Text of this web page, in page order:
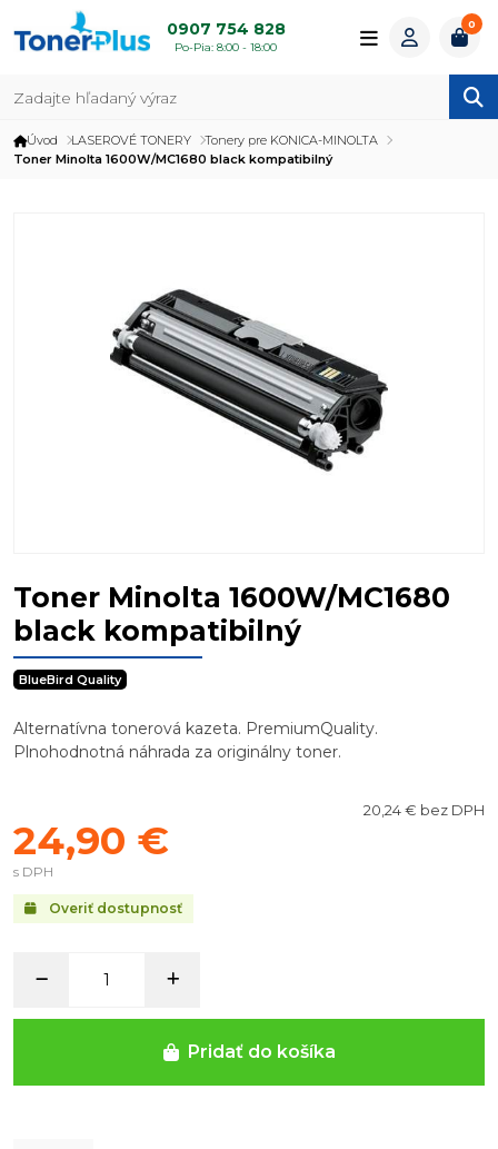
0907 754 828
Po-Pia: 8:00 - 18:00
0
Úvod LASEROVÉ TONERY
Tonery pre KONICA-MINOLTA
Toner Minolta 1600W/MC1680 black kompatibilný
Toner Minolta 1600W/MC1680
black kompatibilný
BlueBird Quality
Alternatívna tonerová kazeta. PremiumQuality.
Plnohodnotná náhrada za originálny toner.
Overiť dostupnosť
20,24 € bez DPH
24,90 €
s DPH
Pridať do košíka